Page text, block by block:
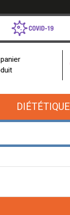
DIÉTÉTIQUE